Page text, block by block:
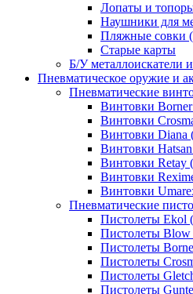
Лопаты и
Наушники для
Пляжные совки
Старые карты
Б/У металлоискатели
Пневматическое оружие и
Пневматические
Винтовки
Винтовки
Винтовки Diana
Винтовки
Винтовки Retay
Винтовки
Винтовки
Пневматические
Пистолеты Ekol
Пистолеты Blow
Пистолеты
Пистолеты
Пистолеты
Пистолеты